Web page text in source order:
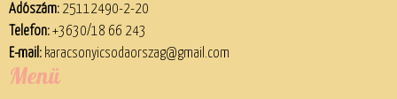
Adószám:25112490-2-20
Telefon:+3630/18 66 243
E-mail: karacsonyicsodaorszag@gmail.com
Menü